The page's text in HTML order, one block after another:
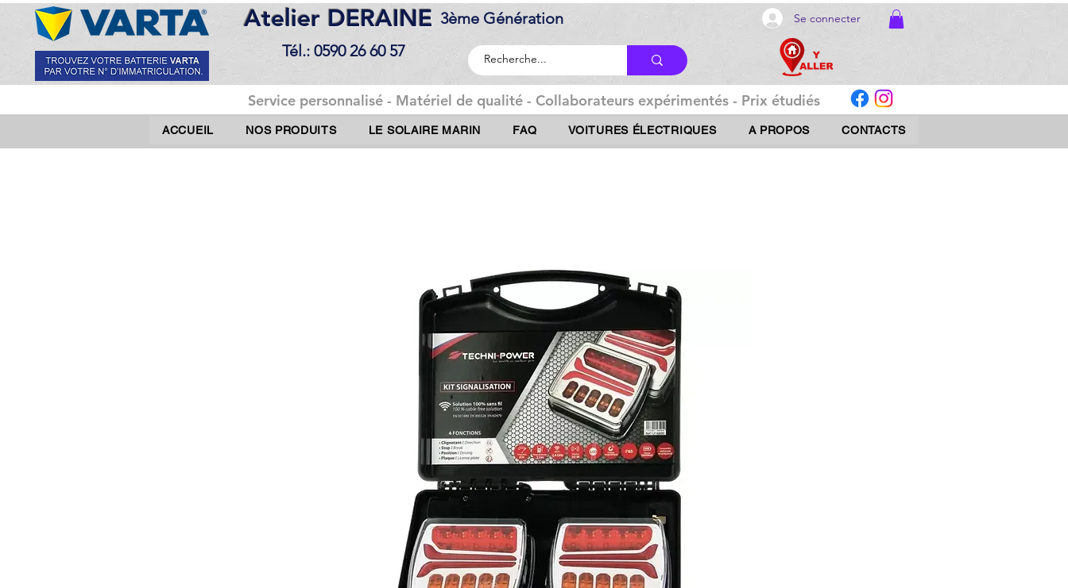
Atelier DERAINE 3ème Génération Se connecter
Tél.: 0590 26 60 57
Service personnalisé - Matériel de qualité - Collaborateurs expérimentés - Prix étudiés
ACCUEIL NOS PRODUITS LE SOLAIRE MARIN FAQ VOITURES ÉLECTRIQUES A PROPOS CONTACTS